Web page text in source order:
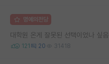
명예의전당
대학원 온게 잘못된 선택이었나 싶음
121 20 31418